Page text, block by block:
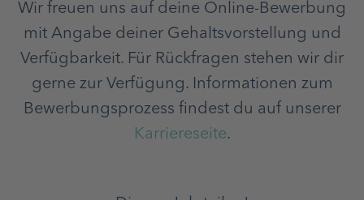
Wir freuen uns auf deine Online-Bewerbung
mit Angabe deiner Gehaltsvorstellung und
Verfügbarkeit. Für Rückfragen stehen wir dir
gerne zur Verfügung. Informationen zum
Bewerbungsprozess findest du auf unserer
Karriereseite.